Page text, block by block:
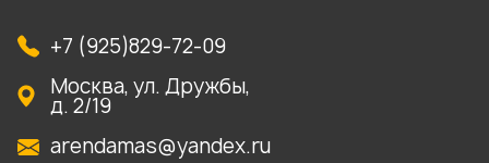
+7 (925)829-72-09
Москва, ул. Дружбы,
д. 2/19
arendamas@yandex.ru